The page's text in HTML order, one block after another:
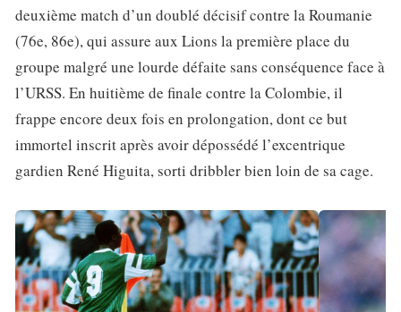
deuxième match d’un doublé décisif contre la Roumanie
(76e, 86e), qui assure aux Lions la première place du
groupe malgré une lourde défaite sans conséquence face à
l’URSS. En huitième de finale contre la Colombie, il
frappe encore deux fois en prolongation, dont ce but
immortel inscrit après avoir dépossédé l’excentrique
gardien René Higuita, sorti dribbler bien loin de sa cage.